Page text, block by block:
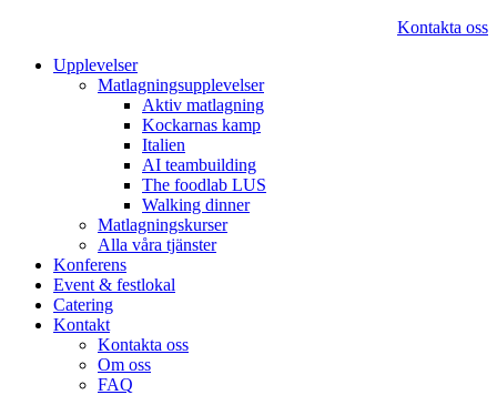
Kontakta oss
Upplevelser
Matlagningsupplevelser
Aktiv matlagning
Kockarnas kamp
Italien
AI teambuilding
The foodlab LUS
Walking dinner
Matlagningskurser
Alla våra tjänster
Konferens
Event & festlokal
Catering
Kontakt
Kontakta oss
Om oss
FAQ